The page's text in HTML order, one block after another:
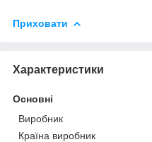
Приховати
Характеристики
Основні
Виробник
Країна виробник